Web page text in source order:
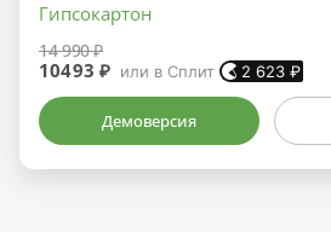
Гипсокартон
14 990 ₽
10493 ₽ или в Сплит 2 623 ₽
Демоверсия